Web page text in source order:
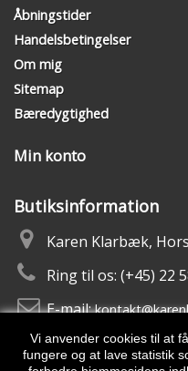
Åbningstider
Handelsbetingelser
Om mig
Sitemap
Bæredygtighed
Min konto
Butiksinformation
Karen Klarbæk,
Ring til os: (+45) 22
E-mail:
Vi anvender cookies til at
fungere og at lave statistik